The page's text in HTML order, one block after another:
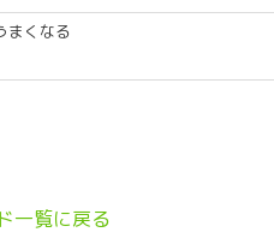
まくなる
一覧に戻る